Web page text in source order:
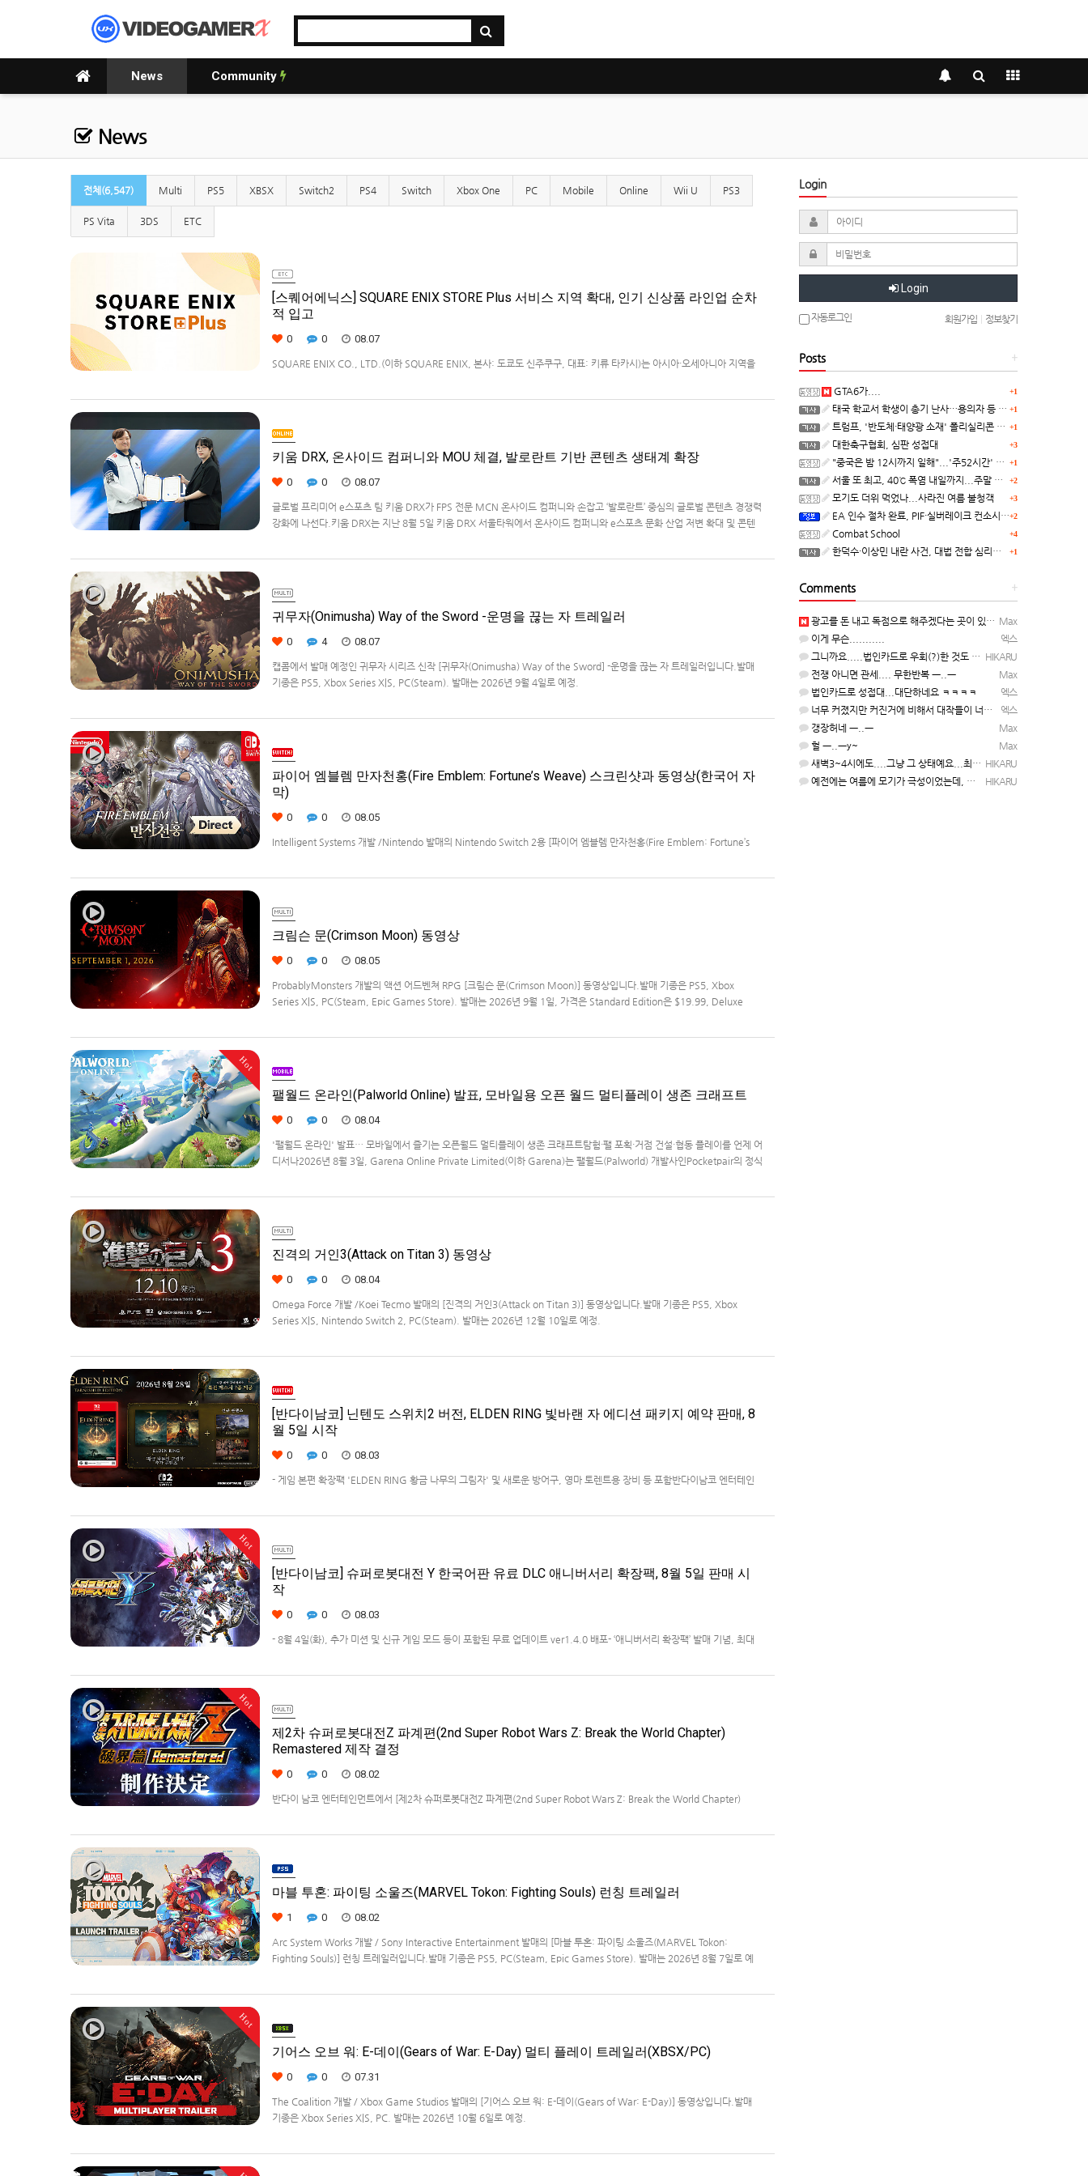
News Community
News
전체(6,547) Multi PS5 XBSX Switch2 PS4 Switch Xbox One PC Mobile Online Wii U PS3
PS Vita 3DS ETC
[스퀘어에닉스] SQUARE ENIX STORE Plus 서비스 지역 확대, 인기 신상품 라인업 순차
적 입고
0 0 08.07
SQUARE ENIX CO., LTD.(이하 SQUARE ENIX, 본사: 도쿄도 신주쿠구, 대표: 키류 타카시)는 아시아·오세아니아 지역을
키움 DRX, 온사이드 컴퍼니와 MOU 체결, 발로란트 기반 콘텐츠 생태계 확장
0 0 08.07
글로벌 프리미어 e스포츠 팀 키움 DRX가 FPS 전문 MCN 온사이드 컴퍼니와 손잡고 ‘발로란트’ 중심의 글로벌 콘텐츠 경쟁력
강화에 나선다.키움 DRX는 지난 8월 5일 키움 DRX 서울타워에서 온사이드 컴퍼니와 e스포츠 문화 산업 저변 확대 및 콘텐
귀무자(Onimusha) Way of the Sword -운명을 끊는 자 트레일러
0 4 08.07
캡콤에서 발매 예정인 귀무자 시리즈 신작 [귀무자(Onimusha) Way of the Sword] -운명을 끊는 자 트레일러입니다.발매
기종은 PS5, Xbox Series X|S, PC(Steam). 발매는 2026년 9월 4일로 예정.
파이어 엠블렘 만자천홍(Fire Emblem: Fortune’s Weave) 스크린샷과 동영상(한국어 자
막)
0 0 08.05
Intelligent Systems 개발 /Nintendo 발매의 Nintendo Switch 2용 [파이어 엠블렘 만자천홍(Fire Emblem: Fortune’s
크림슨 문(Crimson Moon) 동영상
0 0 08.05
ProbablyMonsters 개발의 액션 어드벤쳐 RPG [크림슨 문(Crimson Moon)] 동영상입니다.발매 기종은 PS5, Xbox
Series X|S, PC(Steam, Epic Games Store). 발매는 2026년 9월 1일, 가격은 Standard Edition은 $19.99, Deluxe
Hot
팰월드 온라인(Palworld Online) 발표, 모바일용 오픈 월드 멀티플레이 생존 크래프트
0 0 08.04
'팰월드 온라인' 발표… 모바일에서 즐기는 오픈월드 멀티플레이 생존 크래프트탐험·팰 포획·거점 건설·협동 플레이를 언제 어
디서나2026년 8월 3일, Garena Online Private Limited(이하 Garena)는 팰월드(Palworld) 개발사인Pocketpair의 정식
진격의 거인3(Attack on Titan 3) 동영상
0 0 08.04
Omega Force 개발 /Koei Tecmo 발매의 [진격의 거인3(Attack on Titan 3)] 동영상입니다.발매 기종은 PS5, Xbox
Series X|S, Nintendo Switch 2, PC(Steam). 발매는 2026년 12월 10일로 예정.
[반다이남코] 닌텐도 스위치2 버전, ELDEN RING 빛바랜 자 에디션 패키지 예약 판매, 8
월 5일 시작
0 0 08.03
- 게임 본편 확장팩 'ELDEN RING 황금 나무의 그림자' 및 새로운 방어구, 영마 토렌트용 장비 등 포함반다이남코 엔터테인
Hot
[반다이남코] 슈퍼로봇대전 Y 한국어판 유료 DLC 애니버서리 확장팩, 8월 5일 판매 시
작
0 0 08.03
- 8월 4일(화), 추가 미션 및 신규 게임 모드 등이 포함된 무료 업데이트 ver1.4.0 배포- ‘애니버서리 확장팩’ 발매 기념, 최대
Hot
제2차 슈퍼로봇대전Z 파계편(2nd Super Robot Wars Z: Break the World Chapter)
Remastered 제작 결정
0 0 08.02
반다이 남코 엔터테인먼트에서 [제2차 슈퍼로봇대전Z 파계편(2nd Super Robot Wars Z: Break the World Chapter)
마블 투혼: 파이팅 소울즈(MARVEL Tokon: Fighting Souls) 런칭 트레일러
1 0 08.02
Arc System Works 개발 / Sony Interactive Entertainment 발매의 [마블 투혼: 파이팅 소울즈(MARVEL Tokon:
Fighting Souls)] 런칭 트레일러입니다.발매 기종은 PS5, PC(Steam, Epic Games Store). 발매는 2026년 8월 7일로 예
Hot
기어스 오브 워: E-데이(Gears of War: E-Day) 멀티 플레이 트레일러(XBSX/PC)
0 0 07.31
The Coalition 개발 / Xbox Game Studios 발매의 [기어스 오브 워: E-데이(Gears of War: E-Day)] 동영상입니다.발매
기종은 Xbox Series X|S, PC. 발매는 2026년 10월 6일로 예정.
Login
Login
자동로그인 회원가입 정보찾기
+
Posts
+1
GTA6가....
+1
태국 학교서 학생이 총기 난사…용의자 등 8명 숨져
+1
트럼프, '반도체·태양광 소재' 폴리실리콘 파생 제품에 15% 관세...한국 기업도 영향
+3
대한축구협회, 심판 성접대
+1
"중국은 밤 12시까지 일해"...'주52시간' 손볼까
+2
서울 또 최고, 40℃ 폭염 내일까지...주말 동쪽 비바람
+3
모기도 더위 먹었나...사라진 여름 불청객
+2
EA 인수 절차 완료, PIF·실버레이크 컨소시엄 산하 편입
+4
Combat School
+1
한덕수·이상민 내란 사건, 대법 전합 심리…"역사적 사법평가"(종합)
+
Comments
Max
광고를 돈 내고 독점으로 해주겠다는 곳이 있을정도인거 보면 어마어마한 게임은 맞는듯 ㅡ..ㅡ... 여태까지 …
엑스
이게 무슨...........
HIKARU
그니까요.....법인카드로 우회(?)한 것도 아니고, 대놓고...ㅋ ㅋ)
Max
전쟁 아니면 관세.... 무한반복 ㅡ..ㅡ
엑스
법인카드로 성접대...대단하네요 ㅋㅋㅋㅋ
엑스
너무 커졌지만 커진거에 비해서 대작들이 너무 줄었죠.........
Max
갱장허네 ㅡ..ㅡ
Max
헐 ㅡ..ㅡy~
HIKARU
새벽3~4시에도....그냥 그 상태예요...최근 1주일은....
HIKARU
예전에는 여름에 모기가 극성이었는데, 여름에는 안나오는 것 같은.....ㅎ ㅎ)